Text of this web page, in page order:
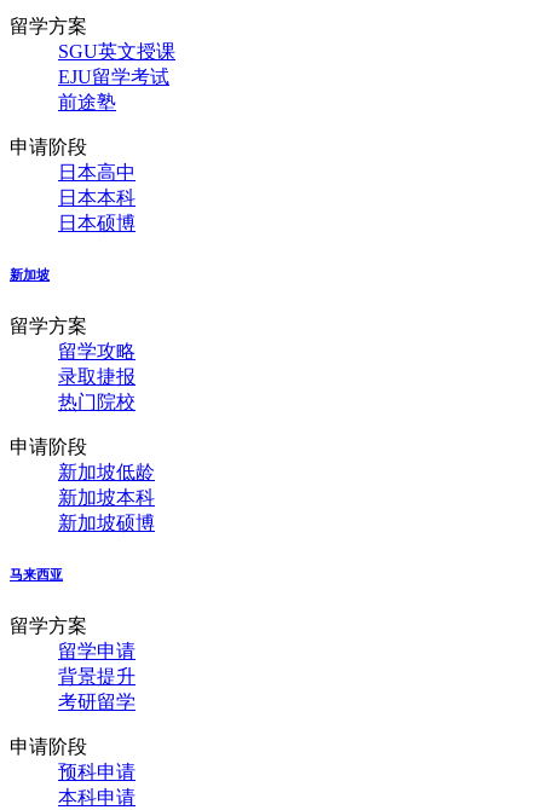
留学方案
SGU英文授课
EJU留学考试
前途塾
申请阶段
日本高中
日本本科
日本硕博
新加坡
留学方案
留学攻略
录取捷报
热门院校
申请阶段
新加坡低龄
新加坡本科
新加坡硕博
马来西亚
留学方案
留学申请
背景提升
考研留学
申请阶段
预科申请
本科申请